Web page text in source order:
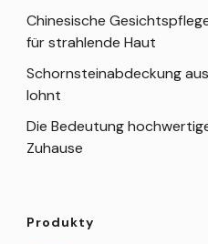
Chinesische
für strahlende Haut
Schornsteinabdeckung
lohnt
Die Bedeutung
Zuhause
Produkty